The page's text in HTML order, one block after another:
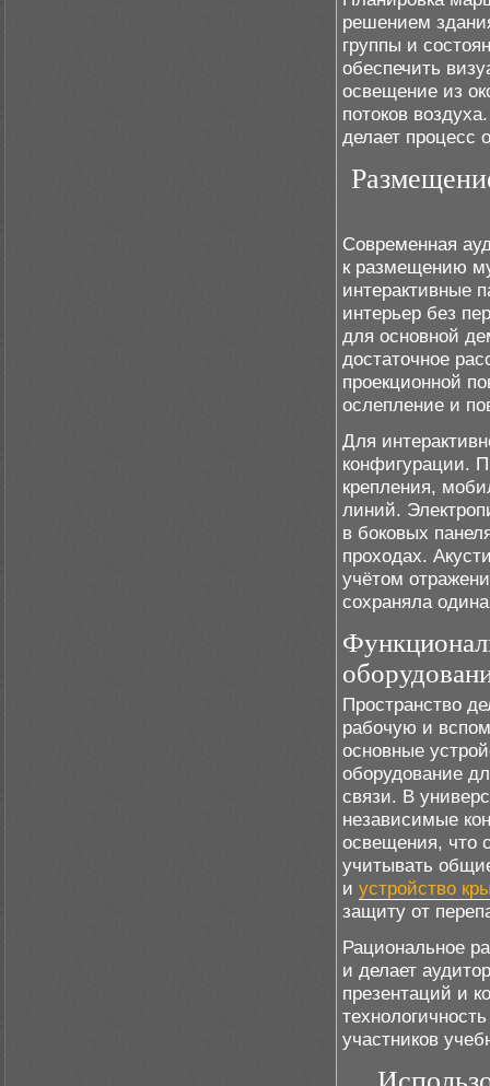
решением
группы и
обеспечить
освещение из
потоков
делает процесс
Современная
к размещению
интерактивные
интерьер без
для основной
достаточное
проекционной
ослепление и
Для
конфигурации.
крепления,
линий.
в боковых
проходах.
учётом
сохраняла
Пространство
рабочую и
основные
оборудование
связи. В
независимые
освещения, что
учитывать
и устройство
защиту от
Рациональное
и делает
презентаций и
участников